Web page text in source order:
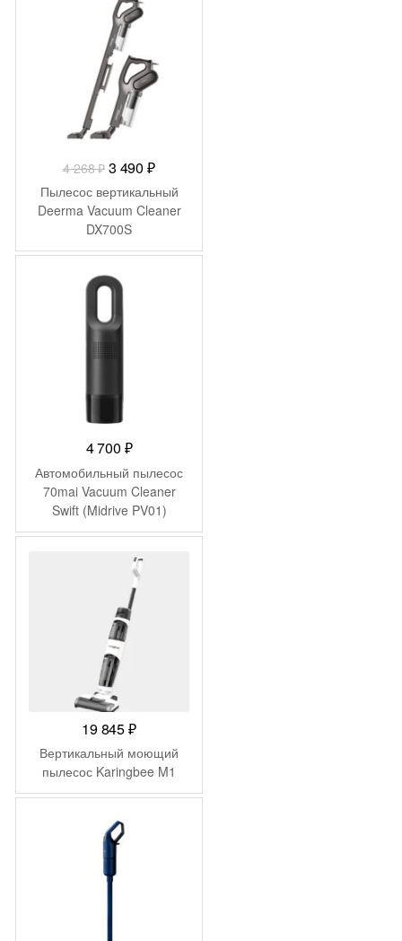
4 268₽ Первоначальная
цена
составляла
4
268 ₽.
3 490 ₽Текущая
цена:
3
Пылесос вертикальный
Deerma Vacuum Cleaner
DX700S
4 700 ₽
Автомобильный пылесос
70mai Vacuum Cleaner
Swift (Midrive PV01)
19 845₽
Вертикальный моющий
пылесос Karingbee M1